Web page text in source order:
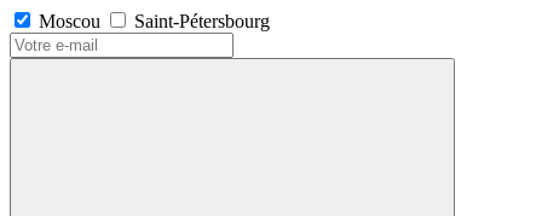
Moscou Saint-Pétersbourg